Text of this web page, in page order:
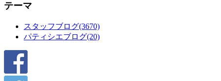
テーマ
スタッフブログ(3670)
パティシエブログ(20)